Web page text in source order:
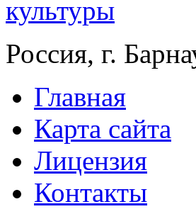
Россия, г.
Главная
Карта сайта
Лицензия
Контакты